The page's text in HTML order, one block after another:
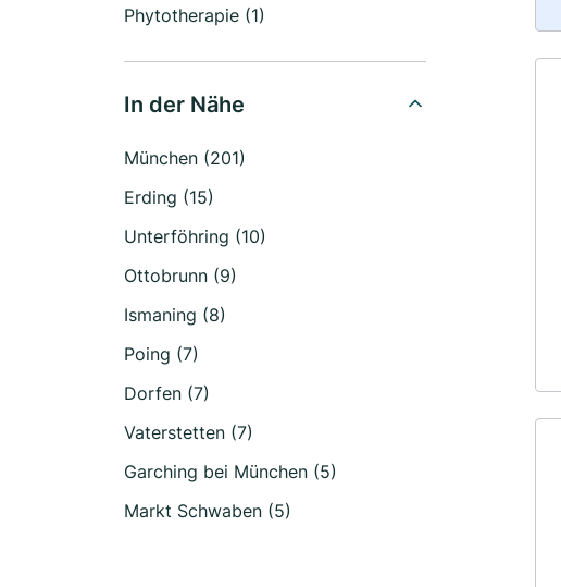
Phytotherapie (1)
In der Nähe
München (201)
Erding (15)
Unterföhring (10)
Ottobrunn (9)
Ismaning (8)
Poing (7)
Dorfen (7)
Vaterstetten (7)
Garching bei München (5)
Markt Schwaben (5)